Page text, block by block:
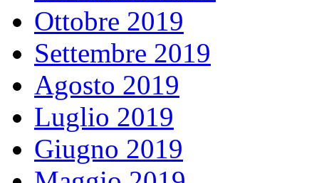
Ottobre 2019
Settembre 2019
Agosto 2019
Luglio 2019
Giugno 2019